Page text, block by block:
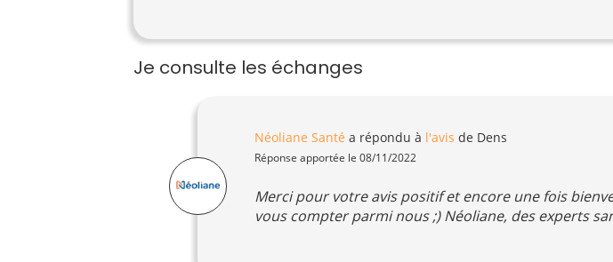
Je consulte les échanges
Néoliane Santé a répondu à l'avis de Dens
Réponse apportée le 08/11/2022
Merci pour votre avis positif et encore une fois
vous compter parmi nous ;) Néoliane, des experts